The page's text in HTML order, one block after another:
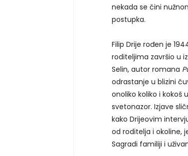
nekada se čini
postupka.
Filip Drije rođen je
roditeljima završio u
Selin, autor romana
odrastanje u blizini
onoliko koliko i
svetonazor. Izjave
kako Drijeovim
od roditelja i okoline,
Sagradi familiji i